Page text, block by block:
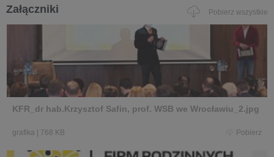
Załączniki Pobierz wszystkie
KFR_dr hab.Krzysztof Safin, prof. WSB we Wrocławiu_2.jpg
grafika 768 KB Pobierz